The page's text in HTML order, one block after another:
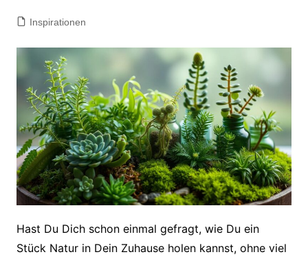
Inspirationen
Hast Du Dich schon einmal gefragt, wie Du ein
Stück Natur in Dein Zuhause holen kannst, ohne viel